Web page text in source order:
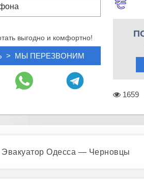
выгодно и комфортно!
1659
Эвакуатор Одесса — Черновцы